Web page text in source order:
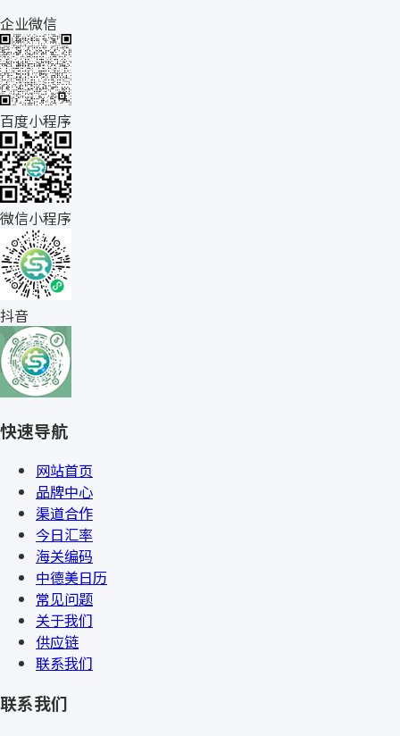
企业微信
百度小程序
微信小程序
抖音
快速导航
网站首页
品牌中心
渠道合作
今日汇率
海关编码
中德美日历
常见问题
关于我们
供应链
联系我们
联系我们